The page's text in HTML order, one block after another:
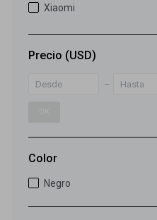
Xiaomi
Precio (USD)
Color
Negro